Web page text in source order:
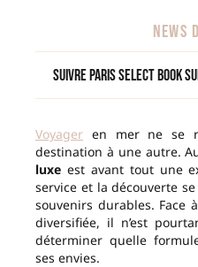
NEWS
Suivre Paris Select Book
Voyager en mer ne se
destination à une autre.
luxe est avant tout une
service et la découverte
souvenirs durables. Face
diversifiée, il n’est
déterminer quelle
ses envies.